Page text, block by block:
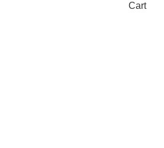
Cart